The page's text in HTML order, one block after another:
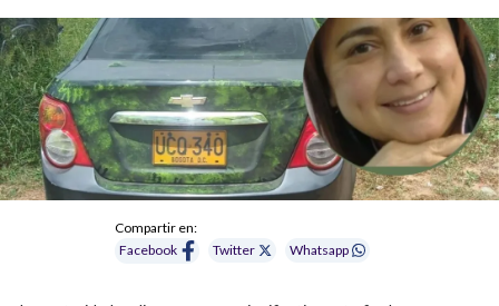
Compartir en:
Facebook
Twitter Whatsapp